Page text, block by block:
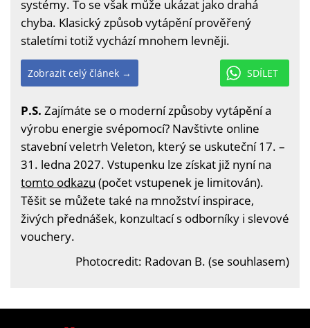
systémy. To se však může ukázat jako drahá
chyba. Klasický způsob vytápění prověřený
staletími totiž vychází mnohem levněji.
SDÍLET
Zobrazit celý článek →
P.S. Zajímáte se o moderní způsoby vytápění a
výrobu energie svépomocí? Navštivte online
stavební veletrh Veleton, který se uskuteční 17. –
31. ledna 2027. Vstupenku lze získat již nyní na
tomto odkazu (počet vstupenek je limitován).
Těšit se můžete také na množství inspirace,
živých přednášek, konzultací s odborníky i slevové
vouchery.
Photocredit: Radovan B. (se souhlasem)